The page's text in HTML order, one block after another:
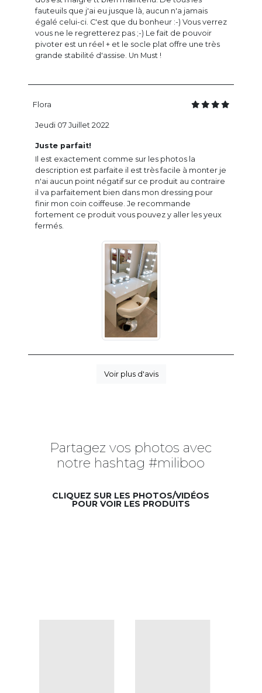
fauteuils que j'ai eu jusque là, aucun n'a jamais
égalé celui-ci. C'est que du bonheur :-) Vous verrez
vous ne le regretterez pas ;-) Le fait de pouvoir
pivoter est un réel + et le socle plat offre une très
grande stabilité d'assise. Un Must !
Flora
Juste parfait!
Il est exactement comme sur les photos la
description est parfaite il est très facile à monter je
n'ai aucun point négatif sur ce produit au contraire
il va parfaitement bien dans mon dressing pour
finir mon coin coiffeuse. Je recommande
fortement ce produit vous pouvez y aller les yeux
fermés.
Jeudi 07 Juillet 2022
Voir plus d'avis
Partagez vos photos avec
notre hashtag #miliboo
CLIQUEZ SUR LES PHOTOS/VIDÉOS
POUR VOIR LES PRODUITS